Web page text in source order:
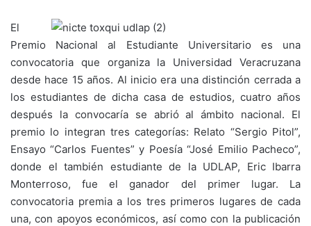
El
Premio Nacional al Estudiante Universitario es una
convocatoria que organiza la Universidad Veracruzana
desde hace 15 años. Al inicio era una distinción cerrada a
los estudiantes de dicha casa de estudios, cuatro años
después la convocaría se abrió al ámbito nacional. El
premio lo integran tres categorías: Relato “Sergio Pitol”,
Ensayo “Carlos Fuentes” y Poesía “José Emilio Pacheco”,
donde el también estudiante de la UDLAP, Eric Ibarra
Monterroso, fue el ganador del primer lugar. La
convocatoria premia a los tres primeros lugares de cada
una, con apoyos económicos, así como con la publicación